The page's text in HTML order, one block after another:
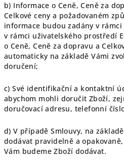
b) Informace o Ceně, Ceně za
Celkové ceny a požadovaném
informace budou zadány v
v rámci uživatelského prostředí
o Ceně, Ceně za dopravu a
automaticky na základě Vámi
doručení;
c) Své identifikační a kontaktní
abychom mohli doručit Zboží,
doručovací adresu, telefonní
d) V případě Smlouvy, na
dodávat pravidelně a
Vám budeme Zboží dodávat.